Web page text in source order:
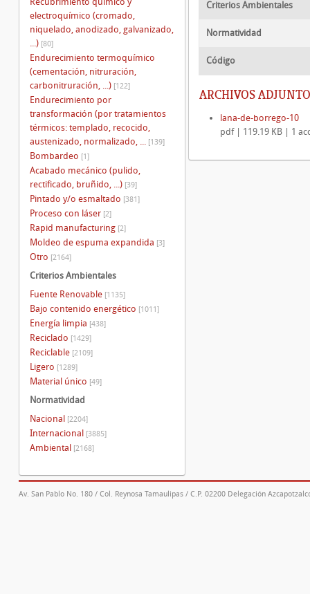
Criterios Ambientales
Normatividad
Código
ARCHIVOS
lana-de-borrego-10
pdf | 119.19 KB | 1
electroquímico (cromado,
niquelado, anodizado, galvanizado,
...) [80]
Endurecimiento termoquímico
(cementación, nitruración,
carbonitruración, ...) [122]
Endurecimiento por
transformación (por tratamientos
térmicos: templado, recocido,
austenizado, normalizado, ...
[139]
Bombardeo [1]
Acabado mecánico (pulido,
rectificado, bruñido, ...) [39]
Pintado y/o esmaltado [381]
Proceso con láser [2]
Rapid manufacturing [2]
Moldeo de espuma expandida [3]
Otro [2164]
Criterios Ambientales
Fuente Renovable [1135]
Bajo contenido energético [1011]
Energía limpia [438]
Reciclado [1429]
Reciclable [2109]
Ligero [1289]
Material único [49]
Normatividad
Nacional [2204]
Internacional [3885]
Ambiental [2168]
Av. San Pablo No. 180 / Col. Reynosa Tamaulipas / C.P. 02200 Delegación